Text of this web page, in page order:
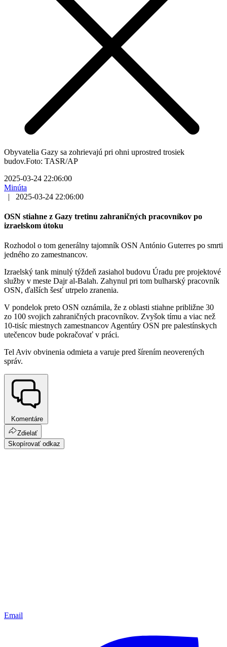
Obyvatelia Gazy sa zohrievajú pri ohni uprostred trosiek
budov.Foto: TASR/AP
2025-03-24 22:06:00
Minúta
|
2025-03-24 22:06:00
OSN stiahne z Gazy tretinu zahraničných pracovníkov po
izraelskom útoku
Rozhodol o tom generálny tajomník OSN António Guterres po smrti
jedného zo zamestnancov.
Izraelský tank minulý týždeň zasiahol budovu Úradu pre projektové
služby v meste Dajr al-Balah. Zahynul pri tom bulharský pracovník
OSN, ďalších šesť utrpelo zranenia.
V pondelok preto OSN oznámila, že z oblasti stiahne približne 30
zo 100 svojich zahraničných pracovníkov. Zvyšok tímu a viac než
10-tisíc miestnych zamestnancov Agentúry OSN pre palestínskych
utečencov bude pokračovať v práci.
Tel Aviv obvinenia odmieta a varuje pred šírením neoverených
správ.
Komentáre
Zdielať
Skopírovať odkaz
Email